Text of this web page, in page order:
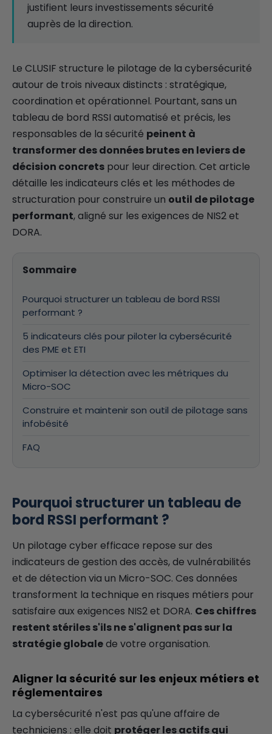
justifient leurs investissements sécurité
auprès de la direction.
Le CLUSIF structure le pilotage de la cybersécurité
autour de trois niveaux distincts : stratégique,
coordination et opérationnel. Pourtant, sans un
tableau de bord RSSI automatisé et précis, les
responsables de la sécurité peinent à
transformer des données brutes en leviers de
décision concrets pour leur direction. Cet article
détaille les indicateurs clés et les méthodes de
structuration pour construire un outil de pilotage
performant, aligné sur les exigences de NIS2 et
DORA.
Sommaire
Pourquoi structurer un tableau de bord RSSI
performant ?
5 indicateurs clés pour piloter la cybersécurité
des PME et ETI
Optimiser la détection avec les métriques du
Micro-SOC
Construire et maintenir son outil de pilotage sans
infobésité
FAQ
Pourquoi structurer un tableau de
bord RSSI performant ?
Un pilotage cyber efficace repose sur des
indicateurs de gestion des accès, de vulnérabilités
et de détection via un Micro-SOC. Ces données
transforment la technique en risques métiers pour
satisfaire aux exigences NIS2 et DORA. Ces chiffres
restent stériles s'ils ne s'alignent pas sur la
stratégie globalede votre organisation.
Aligner la sécurité sur les enjeux métiers et
réglementaires
La cybersécurité n'est pas qu'une affaire de
techniciens : elle doit protéger les actifs qui